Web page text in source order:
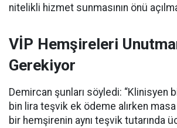
nitelikli hizmet sunmasının önü
VİP Hemşireleri
Gerekiyor
Demircan şunları söyledi: “Klinisyen
bin lira teşvik ek ödeme alırken
bir hemşirenin aynı teşvik tutarında